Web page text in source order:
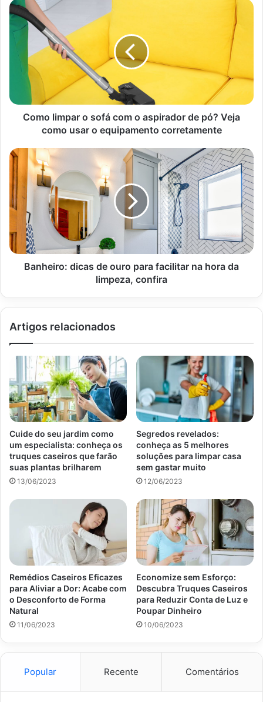
Época do plantio
Plantar o limão no período certo é determinante para o
sucesso da colheita dos limões. Portanto, conforme João
Mathias, em 19 de abril de 2018, em colaboração com a
revistaGlobo Rural , o melhor período para iniciar o plantio
é em épocas chuvosas. Ademais, o plantio deve ser
Plantar limão em vasos
O primeiro passo para o plantio em vasos é adquirir um
recipiente com furos na base, com mais de 25 litros, para
haver um bom desenvolvimento da árvore frutífera.
Ademais, ao fundo do vaso, monte a camada de drenagem,
com a utilização de argila expandida, britas e jardim.
Posteriormente à camada de drenagem, adicione um
pedaço de manta geotêxtil, que evita a passagem de
pedriscos e substrato para o fundo do vaso.
O substrato ideal para o limoeiro deve ser rico em
conteúdo orgânico, com bom perfil de drenagem e leve.
Assim, faça ummixutilizando duas partes de terra vegetal,
duas partes de areia de construção e uma parte de adubo
orgânico de sua preferência, como o húmus de minhoca.
Prepare o vaso com o substrato e adicione a muda
enxertada do limoeiro, preservando o torrão e finalize com
Como limpar o sofá com o aspirador de pó? Veja
como usar o equipamento corretamente
Banheiro: dicas de ouro para facilitar na hora da
limpeza, confira
Artigos relacionados
Cuide do seu jardim como
um especialista: conheça os
truques caseiros que farão
suas plantas brilharem
13/06/2023
Segredos revelados:
conheça as 5 melhores
soluções para limpar casa
sem gastar muito
12/06/2023
Remédios Caseiros Eficazes
para Aliviar a Dor: Acabe com
o Desconforto de Forma
Natural
11/06/2023
Economize sem Esforço:
Descubra Truques Caseiros
para Reduzir Conta de Luz e
Poupar Dinheiro
10/06/2023
Popular Recente Comentários